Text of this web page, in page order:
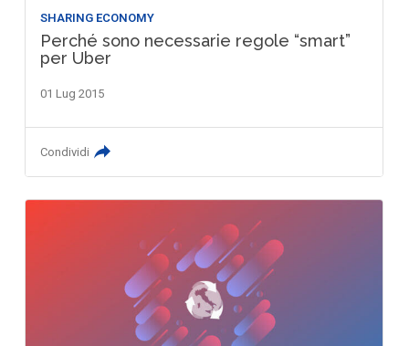
SHARING ECONOMY
Perché sono necessarie regole “smart”
per Uber
01 Lug 2015
Condividi